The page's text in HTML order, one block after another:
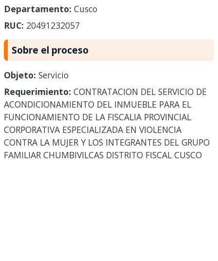
Departamento: Cusco
RUC: 20491232057
Sobre el proceso
Objeto: Servicio
Requerimiento: CONTRATACION DEL SERVICIO DE
ACONDICIONAMIENTO DEL INMUEBLE PARA EL
FUNCIONAMIENTO DE LA FISCALIA PROVINCIAL
CORPORATIVA ESPECIALIZADA EN VIOLENCIA
CONTRA LA MUJER Y LOS INTEGRANTES DEL GRUPO
FAMILIAR CHUMBIVILCAS DISTRITO FISCAL CUSCO